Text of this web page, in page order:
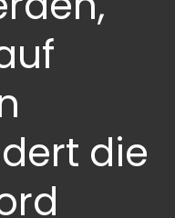
die